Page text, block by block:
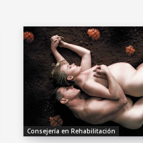
Consejería en Rehabilitación